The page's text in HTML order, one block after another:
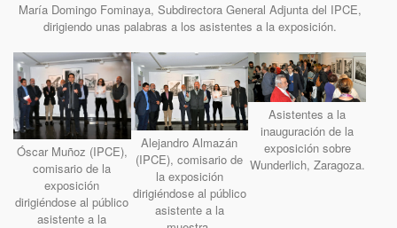
María Domingo Fominaya, Subdirectora General Adjunta del IPCE,
dirigiendo unas palabras a los asistentes a la exposición.
Óscar Muñoz (IPCE),
comisario de la
exposición
dirigiéndose al público
asistente a la
Alejandro Almazán
(IPCE), comisario de
la exposición
dirigiéndose al público
asistente a la
Asistentes a la
inauguración de la
exposición sobre
Wunderlich, Zaragoza.